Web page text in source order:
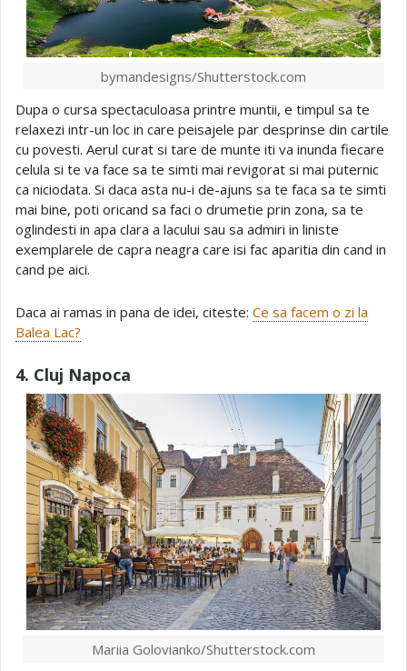
bymandesigns/Shutterstock.com
Dupa o cursa spectaculoasa printre muntii, e timpul sa te
relaxezi intr-un loc in care peisajele par desprinse din cartile
cu povesti. Aerul curat si tare de munte iti va inunda fiecare
celula si te va face sa te simti mai revigorat si mai puternic
ca niciodata. Si daca asta nu-i de-ajuns sa te faca sa te simti
mai bine, poti oricand sa faci o drumetie prin zona, sa te
oglindesti in apa clara a lacului sau sa admiri in liniste
exemplarele de capra neagra care isi fac aparitia din cand in
cand pe aici.
Daca ai ramas in pana de idei, citeste: Ce sa facem o zi la
Balea Lac?
4. Cluj Napoca
Mariia Golovianko/Shutterstock.com